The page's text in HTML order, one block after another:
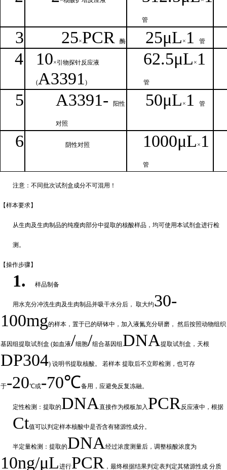
管
3 25×PCR 酶 25μL × 1 管
4 10×引物探针反应液
(A3391)
62.5μL × 1
管
5 A3391- 阳性
对照
50μL × 1管
6 阴性对照 1000μL × 1
管
注意：不同批次试剂盒成分不可混用！
【样本要求】
从生肉及生肉制品的纯瘦肉部分中提取的核酸样品，均可使用本试剂盒进行检
测。
【操作步骤】
1. 样品制备
用水充分冲洗生肉及生肉制品并吸干水分后， 取大约30-
100mg的样本，置于已的研钵中，加入液氮充分研磨， 然后按照动物组织
基因组提取试剂盒 (如血液/细胞/组合基因组 DNA提取试剂盒，天根
DP304) 说明书提取核酸。 若样本 提取后不立即检测，也可存
于-20℃或-70℃备用，应避免反复冻融。
定性检测：提取的DNA直接作为模板加入 PCR反应液中，根据
Ct值可以判定样本核酸中是否含有猪源性成分。
半定量检测：提取的DNA经过浓度测量后，调整核酸浓度为
10ng/μL进行PCR，最终根据结果判定表判定其猪源性成 分质